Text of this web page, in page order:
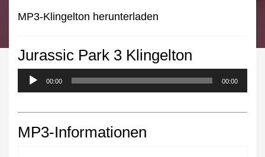
MP3-Klingelton herunterladen
Jurassic Park 3 Klingelton
00:00 00:00
MP3-Informationen
We use cookies to enhance your experience. By continuing to
visit this site you agree to our use of cookies.
Privacy Policy